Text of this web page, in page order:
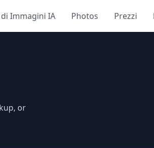
Immagini IA Photos Prezzi
or